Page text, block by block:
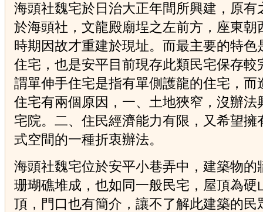
海頭社魏宅於日治大正年間所興建，原有
於海頭社，文龍殿廟埕之左前方，座東朝
時期因故才重建於現址。而最主要的特色
住宅，也是安平目前現存此類民宅保存較
謂單伸手住宅是指有單側護龍的住宅，而
住宅有兩個原因，一、土地狹窄，沒辦法
宅院。二、住民經濟能力有限，又希望擁
式空間的一種折衷辦法。
海頭社魏宅位於安平小巷弄中，建築物的
珊瑚礁堆成，也如同一般民宅，屋頂為硬
頂，門口也有簡介，讓不了解此建築的民